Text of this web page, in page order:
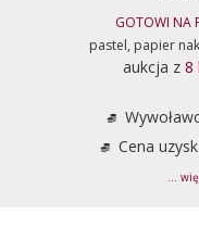
GOTOWI NA
pastel, papier
aukcja z 8
Cena
...